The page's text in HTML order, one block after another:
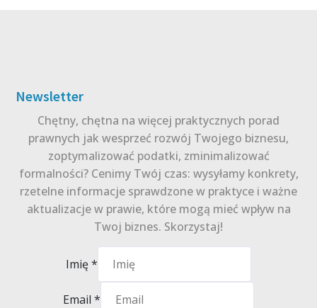
Newsletter
Chętny, chętna na więcej praktycznych porad
prawnych jak wesprzeć rozwój Twojego biznesu,
zoptymalizować podatki, zminimalizować
formalności? Cenimy Twój czas: wysyłamy konkrety,
rzetelne informacje sprawdzone w praktyce i ważne
aktualizacje w prawie, które mogą mieć wpływ na
Twoj biznes. Skorzystaj!
Imię*
Email *